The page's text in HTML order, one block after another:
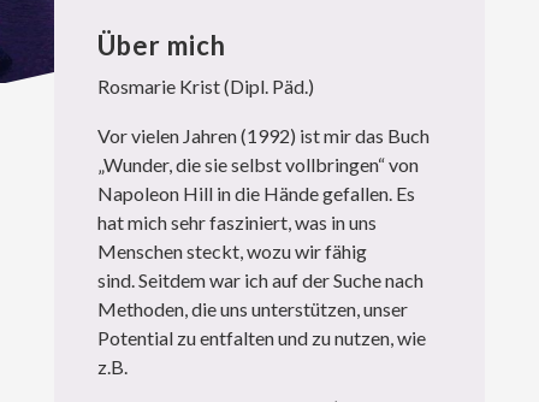
Über mich
Rosmarie Krist (Dipl. Päd.)
Vor vielen Jahren (1992) ist mir das Buch
„Wunder, die sie selbst vollbringen“ von
Napoleon Hill in die Hände gefallen. Es
hat mich sehr fasziniert, was in uns
Menschen steckt, wozu wir fähig
sind. Seitdem war ich auf der Suche nach
Methoden, die uns unterstützen, unser
Potential zu entfalten und zu nutzen, wie
z.B.